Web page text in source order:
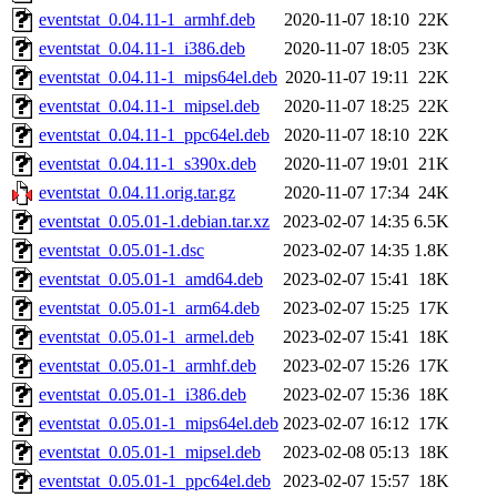
eventstat_0.04.11-1_armhf.deb
2020-11-07 18:10 22K
eventstat_0.04.11-1_i386.deb
2020-11-07 18:05 23K
eventstat_0.04.11-1_mips64el.deb 2020-11-07 19:11 22K
eventstat_0.04.11-1_mipsel.deb
2020-11-07 18:25 22K
eventstat_0.04.11-1_ppc64el.deb
2020-11-07 18:10 22K
eventstat_0.04.11-1_s390x.deb
2020-11-07 19:01 21K
eventstat_0.04.11.orig.tar.gz
2020-11-07 17:34 24K
eventstat_0.05.01-1.debian.tar.xz
2023-02-07 14:35 6.5K
eventstat_0.05.01-1.dsc
2023-02-07 14:35 1.8K
eventstat_0.05.01-1_amd64.deb
2023-02-07 15:41 18K
eventstat_0.05.01-1_arm64.deb
2023-02-07 15:25 17K
eventstat_0.05.01-1_armel.deb
2023-02-07 15:41 18K
eventstat_0.05.01-1_armhf.deb
2023-02-07 15:26 17K
eventstat_0.05.01-1_i386.deb
2023-02-07 15:36 18K
eventstat_0.05.01-1_mips64el.deb 2023-02-07 16:12 17K
eventstat_0.05.01-1_mipsel.deb
2023-02-08 05:13 18K
eventstat_0.05.01-1_ppc64el.deb
2023-02-07 15:57 18K